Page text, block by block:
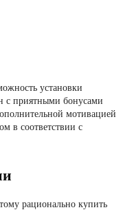
установки
с приятными бонусами
мотивацией
в соответствии с
рационально купить